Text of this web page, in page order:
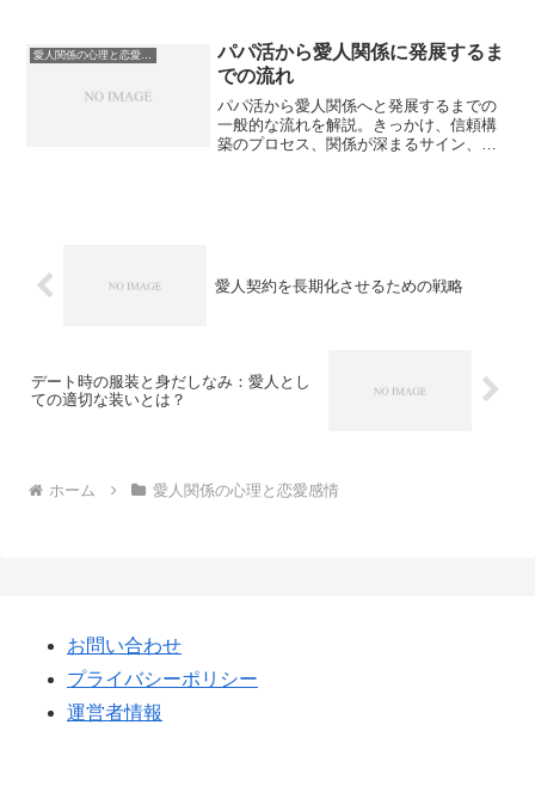
愛人関係の心理と恋愛感情
パパ活から愛人関係に発展するま
での流れ
パパ活から愛人関係へと発展するまでの
一般的な流れを解説。きっかけ、信頼構
築のプロセス、関係が深まるサイン、注
愛人契約を長期化させるための戦略
デート時の服装と身だしなみ：愛人とし
ての適切な装いとは？
ホーム 愛人関係の心理と恋愛感情
お問い合わせ
プライバシーポリシー
運営者情報